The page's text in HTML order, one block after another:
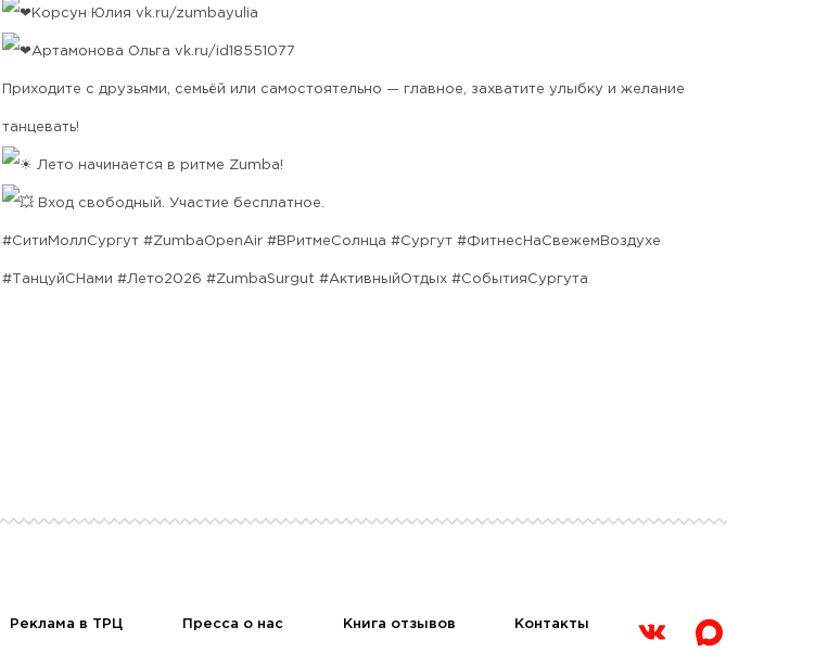
Корсун Юлия vk.ru/zumbayulia
Артамонова Ольга vk.ru/id18551077
Приходите с друзьями, семьёй или самостоятельно — главное, захватите улыбку и желание
танцевать!
Лето начинается в ритме Zumba!
Вход свободный. Участие бесплатное.
#СитиМоллСургут #ZumbaOpenAir #ВРитмеСолнца #Сургут #ФитнесНаСвежемВоздухе
#ТанцуйСНами #Лето2026 #ZumbaSurgut #АктивныйОтдых #СобытияСургута
Реклама в ТРЦ Пресса о нас Книга отзывов Контакты